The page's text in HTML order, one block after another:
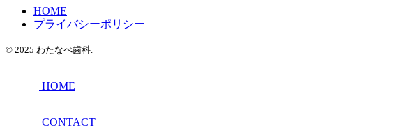
HOME
プライバシーポリシー
© 2025 わたなべ歯科.
HOME
CONTACT